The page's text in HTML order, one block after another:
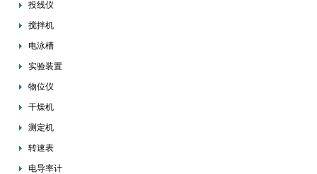
投线仪
搅拌机
电泳槽
实验装置
物位仪
干燥机
测定机
转速表
电导率计